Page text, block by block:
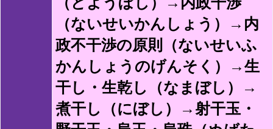
（ないせいかんしょう）→内
政不干渉の原則（ないせいふ
かんしょうのげんそく）→生
干し・生乾し（なまぼし）→
煮干し（にぼし）→射干玉・